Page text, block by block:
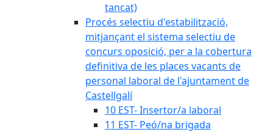
tancat)
Procés selectiu d'estabilització,
mitjançant el sistema selectiu de
concurs oposició, per a la cobertura
definitiva de les places vacants de
personal laboral de l'ajuntament de
Castellgalí
10 EST- Insertor/a laboral
11 EST- Peó/na brigada